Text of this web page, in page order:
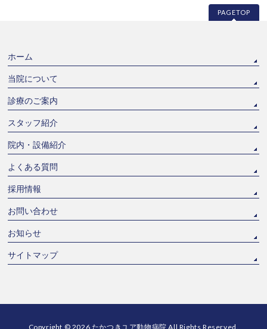
PAGETOP
ホーム
当院について
診療のご案内
スタッフ紹介
院内・設備紹介
よくある質問
採用情報
お問い合わせ
お知らせ
サイトマップ
Copyright © 2026 たかつきユア動物病院 All Rights Reserved.